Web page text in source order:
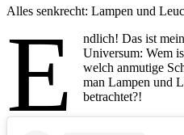
Alles senkrecht: Lampen und
E
ndlich! Das ist
Universum: Wem
welch anmutige
man Lampen und
betrachtet?!